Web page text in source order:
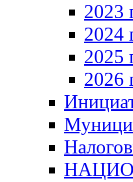
2023
2024
2025
2026